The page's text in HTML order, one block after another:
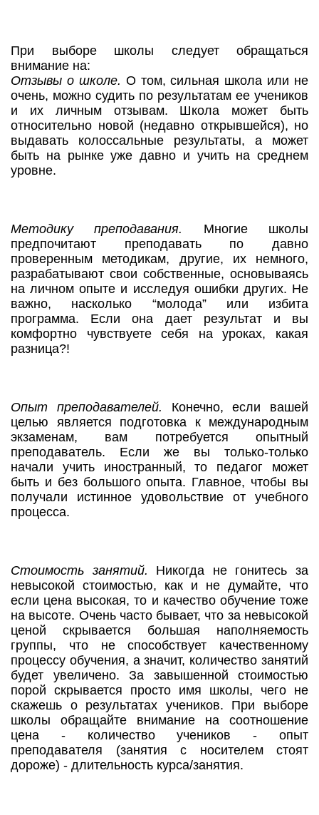
При выборе школы следует обращаться
внимание на:
Отзывы о школе. О том, сильная школа или не
очень, можно судить по результатам ее учеников
и их личным отзывам. Школа может быть
относительно новой (недавно открывшейся), но
выдавать колоссальные результаты, а может
быть на рынке уже давно и учить на среднем
уровне.
Методику преподавания.
Многие школы
предпочитают преподавать по давно
проверенным методикам, другие, их немного,
разрабатывают свои собственные, основываясь
на личном опыте и исследуя ошибки других. Не
важно, насколько “молода” или избита
программа. Если она дает результат и вы
комфортно чувствуете себя на уроках, какая
разница?!
Опыт преподавателей. Конечно, если вашей
целью является подготовка к международным
экзаменам, вам потребуется опытный
преподаватель. Если же вы только-только
начали учить иностранный, то педагог может
быть и без большого опыта. Главное, чтобы вы
получали истинное удовольствие от учебного
процесса.
Стоимость занятий. Никогда не гонитесь за
невысокой стоимостью, как и не думайте, что
если цена высокая, то и качество обучение тоже
на высоте. Очень часто бывает, что за невысокой
ценой скрывается большая наполняемость
группы, что не способствует качественному
процессу обучения, а значит, количество занятий
будет увеличено. За завышенной стоимостью
порой скрывается просто имя школы, чего не
скажешь о результатах учеников. При выборе
школы обращайте внимание на соотношение
цена - количество учеников - опыт
преподавателя (занятия с носителем стоят
дороже) - длительность курса/занятия.